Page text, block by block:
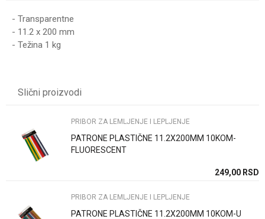
- Transparentne
- 11.2 x 200 mm
- Težina 1 kg
Težina specifikacija
WOMAX
Poruka
Slični proizvodi
PRIBOR ZA LEMLJENJE I LEPLJENJE
PATRONE PLASTIČNE 11.2X200MM 10KOM-
FLUORESCENT
249,00 RSD
PRIBOR ZA LEMLJENJE I LEPLJENJE
PATRONE PLASTIČNE 11.2X200MM 10KOM-U